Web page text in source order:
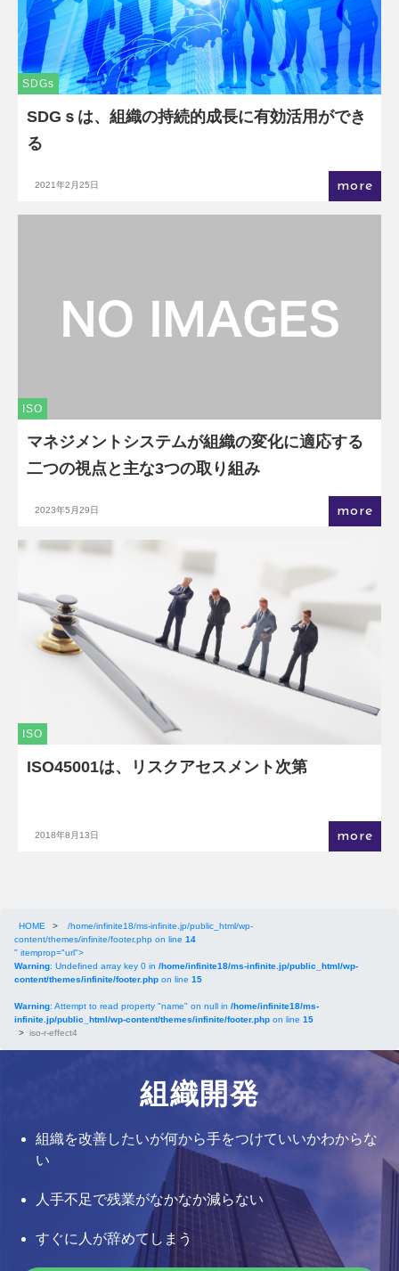
SDGs
SDGｓは、組織の持続的成長に有効活用ができ
る
2021年2月25日 more
ISO
マネジメントシステムが組織の変化に適応する
二つの視点と主な3つの取り組み
2023年5月29日 more
ISO
ISO45001は、リスクアセスメント次第
2018年8月13日 more
HOME >
/home/infinite18/ms-infinite.jp/public_html/wp-
content/themes/infinite/footer.php on line 14
" itemprop="url">
Warning: Undefined array key 0 in /home/infinite18/ms-infinite.jp/public_html/wp-
content/themes/infinite/footer.php on line 15
Warning: Attempt to read property "name" on null in /home/infinite18/ms-
infinite.jp/public_html/wp-content/themes/infinite/footer.php on line 15
> iso-r-effect4
組織開発
組織を改善したいが何から手をつけていいかわからな
い
人手不足で残業がなかなか減らない
すぐに人が辞めてしまう